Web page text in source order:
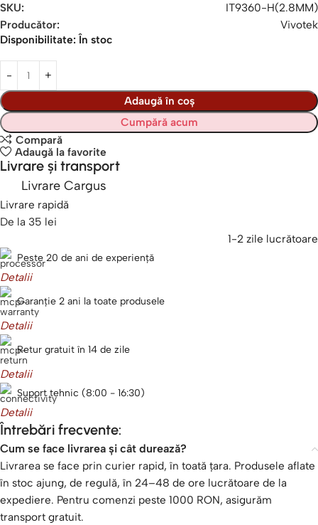
SKU:
IT9360-H(2.8MM)
Producător:
Vivotek
Disponibilitate: În stoc
Adaugă în coș
Cumpără acum
Compară
Adaugă la favorite
Livrare și transport
Livrare Cargus
Livrare rapidă
De la 35 lei
1-2 zile lucrătoare
Peste 20 de ani de experiență
Detalii
Garanție 2 ani la toate produsele
Detalii
Retur gratuit în 14 de zile
Detalii
Suport tehnic (8:00 - 16:30)
Detalii
Întrebări frecvente:
Cum se face livrarea și cât durează?
Livrarea se face prin curier rapid, în toată țara. Produsele aflate
în stoc ajung, de regulă, în 24–48 de ore lucrătoare de la
expediere. Pentru comenzi peste 1000 RON, asigurăm
transport gratuit.